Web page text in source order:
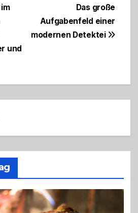
Das große
Aufgabenfeld einer
modernen Detektei
und